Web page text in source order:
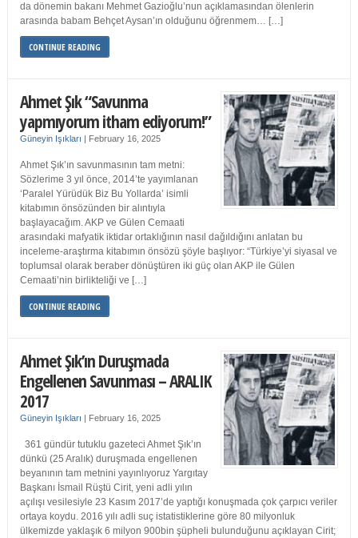
da dönemin bakanı Mehmet Gazioğlu’nun açıklamasından ölenlerin
arasında babam Behçet Aysan’ın olduğunu öğrenmem… […]
CONTINUE READING
Ahmet Şık “Savunma
yapmıyorum itham ediyorum!”
Güneyin Işıkları | February 16, 2025
Ahmet Şık’ın savunmasının tam metni:
Sözlerime 3 yıl önce, 2014’te yayımlanan
‘Paralel Yürüdük Biz Bu Yollarda’ isimli
kitabımın önsözünden bir alıntıyla
başlayacağım. AKP ve Gülen Cemaati
arasındaki mafyatik iktidar ortaklığının nasıl dağıldığını anlatan bu
inceleme-araştırma kitabımın önsözü şöyle başlıyor: “Türkiye’yi siyasal ve
toplumsal olarak beraber dönüştüren iki güç olan AKP ile Gülen
Cemaati’nin birlikteliği ve […]
CONTINUE READING
Ahmet Şık’ın Duruşmada
Engellenen Savunması – ARALIK
2017
Güneyin Işıkları | February 16, 2025
361 gündür tutuklu gazeteci Ahmet Şık’ın
dünkü (25 Aralık) duruşmada engellenen
beyanının tam metnini yayınlıyoruz Yargıtay
Başkanı İsmail Rüştü Cirit, yeni adli yılın
açılışı vesilesiyle 23 Kasım 2017’de yaptığı konuşmada çok çarpıcı veriler
ortaya koydu. 2016 yılı adli suç istatistiklerine göre 80 milyonluk
ülkemizde yaklaşık 6 milyon 900bin şüpheli bulunduğunu açıklayan Cirit;